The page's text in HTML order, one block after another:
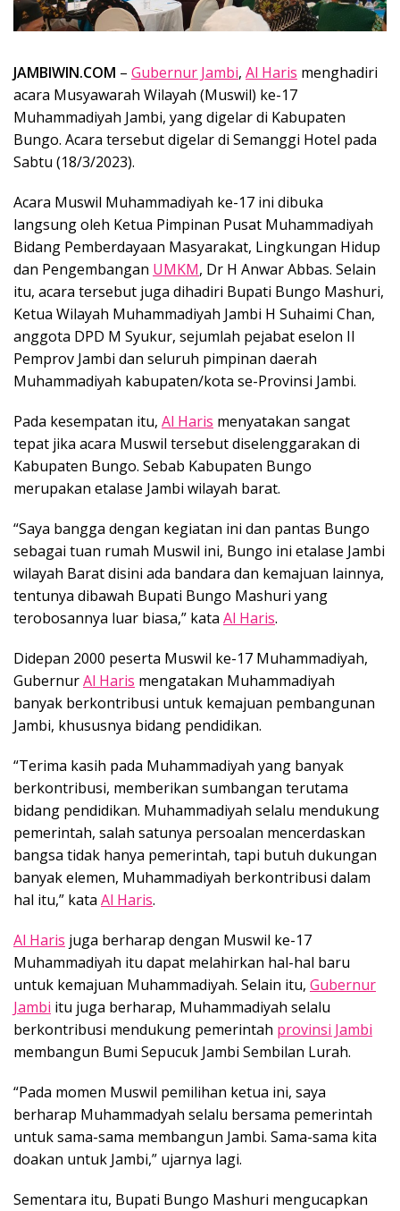
JAMBIWIN.COM – Gubernur Jambi, Al Haris menghadiri
acara Musyawarah Wilayah (Muswil) ke-17
Muhammadiyah Jambi, yang digelar di Kabupaten
Bungo. Acara tersebut digelar di Semanggi Hotel pada
Sabtu (18/3/2023).
Acara Muswil Muhammadiyah ke-17 ini dibuka
langsung oleh Ketua Pimpinan Pusat Muhammadiyah
Bidang Pemberdayaan Masyarakat, Lingkungan Hidup
dan Pengembangan UMKM, Dr H Anwar Abbas. Selain
itu, acara tersebut juga dihadiri Bupati Bungo Mashuri,
Ketua Wilayah Muhammadiyah Jambi H Suhaimi Chan,
anggota DPD M Syukur, sejumlah pejabat eselon II
Pemprov Jambi dan seluruh pimpinan daerah
Muhammadiyah kabupaten/kota se-Provinsi Jambi.
Pada kesempatan itu, Al Haris menyatakan sangat
tepat jika acara Muswil tersebut diselenggarakan di
Kabupaten Bungo. Sebab Kabupaten Bungo
merupakan etalase Jambi wilayah barat.
“Saya bangga dengan kegiatan ini dan pantas Bungo
sebagai tuan rumah Muswil ini, Bungo ini etalase Jambi
wilayah Barat disini ada bandara dan kemajuan lainnya,
tentunya dibawah Bupati Bungo Mashuri yang
terobosannya luar biasa,” kata Al Haris.
Didepan 2000 peserta Muswil ke-17 Muhammadiyah,
GubernurAl Haris mengatakan Muhammadiyah
banyak berkontribusi untuk kemajuan pembangunan
Jambi, khususnya bidang pendidikan.
“Terima kasih pada Muhammadiyah yang banyak
berkontribusi, memberikan sumbangan terutama
bidang pendidikan. Muhammadiyah selalu mendukung
pemerintah, salah satunya persoalan mencerdaskan
bangsa tidak hanya pemerintah, tapi butuh dukungan
banyak elemen, Muhammadiyah berkontribusi dalam
hal itu,” kata Al Haris.
Al Haris juga berharap dengan Muswil ke-17
Muhammadiyah itu dapat melahirkan hal-hal baru
untuk kemajuan Muhammadiyah. Selain itu, Gubernur
Jambi itu juga berharap, Muhammadiyah selalu
berkontribusi mendukung pemerintah provinsi Jambi
membangun Bumi Sepucuk Jambi Sembilan Lurah.
“Pada momen Muswil pemilihan ketua ini, saya
berharap Muhammadyah selalu bersama pemerintah
untuk sama-sama membangun Jambi. Sama-sama kita
doakan untuk Jambi,” ujarnya lagi.
Sementara itu, Bupati Bungo Mashuri mengucapkan